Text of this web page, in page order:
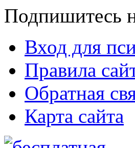
Подпишитесь
Вход для
Правила
Обратная
Карта сайта